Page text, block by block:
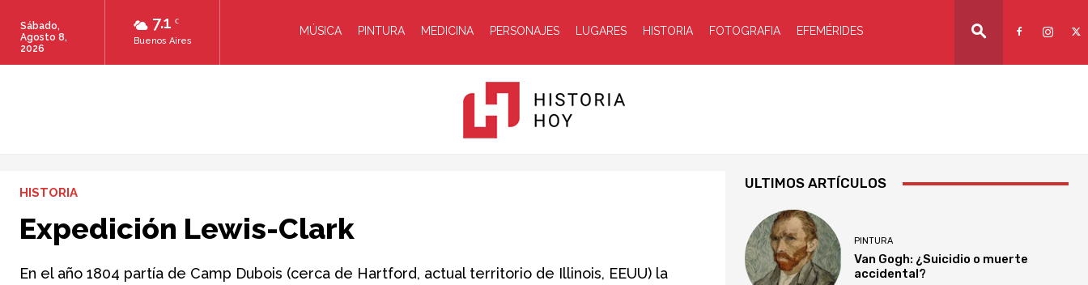
7.1 C
Buenos Aires
Sábado,
Agosto 8,
2026
MÚSICA PINTURA MEDICINA PERSONAJES LUGARES HISTORIA FOTOGRAFIA EFEMÉRIDES
HISTORIA
Expedición Lewis-Clark
En el año 1804 partía de Camp Dubois (cerca de Hartford, actual territorio de Illinois, EEUU) la
ULTIMOS ARTÍCULOS
PINTURA
Van Gogh: ¿Suicidio o muerte
accidental?